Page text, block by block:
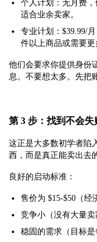
个人计划：无月费，
适合业余卖家。
专业计划：$39.99/
件以上商品或需要更
他们会要求你提供身份
息。不要想太多。先把
第 3 步：找到不会失
这正是大多数初学者陷
西，而是真正能卖出去
良好的启动标准：
售价为 $15-$50（经
竞争小（没有大量卖
稳固的需求（目标是